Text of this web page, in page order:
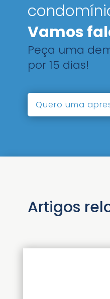
Vamos
Peça uma
por 15 dias!
Quero uma
Artigos